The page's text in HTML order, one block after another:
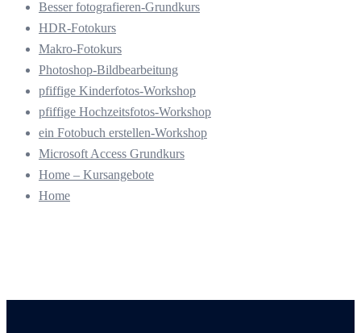
Besser fotografieren-Grundkurs
HDR-Fotokurs
Makro-Fotokurs
Photoshop-Bildbearbeitung
pfiffige Kinderfotos-Workshop
pfiffige Hochzeitsfotos-Workshop
ein Fotobuch erstellen-Workshop
Microsoft Access Grundkurs
Home – Kursangebote
Home